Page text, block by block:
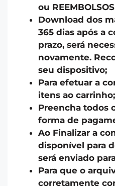
ou
Download dos
365 dias após a
prazo, será
novamente.
seu dispositivo;
Para efetuar a
itens ao carrinho;
Preencha todos
forma de
Ao Finalizar a
disponível para
será enviado
Para que o
corretamente